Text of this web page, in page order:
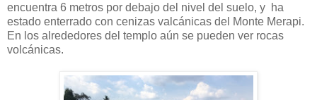
encuentra 6 metros por debajo del nivel del suelo, y ha
estado enterrado con cenizas valcánicas del Monte Merapi.
En los alrededores del templo aún se pueden ver rocas
volcánicas.